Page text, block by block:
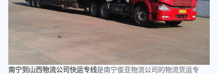
南宁到山西物流公司快运专线是南宁俊亚物流公司的物流货运专